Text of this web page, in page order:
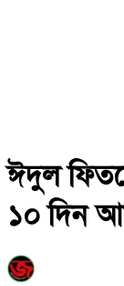
ঈদুল
১০ দিন